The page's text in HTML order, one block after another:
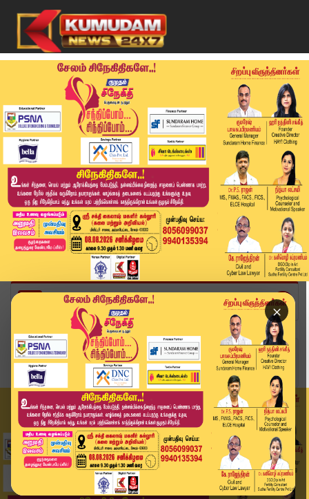
×
Home
வீடியோ ஸ்டோரி
🔴Live : NDA கூட்டணியில் மீண்டும் அமமுக? - TTV ...